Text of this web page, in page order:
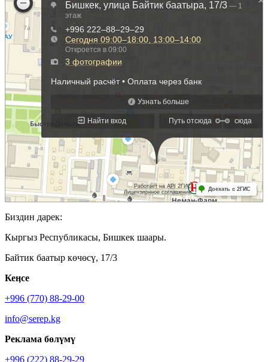
Биздин дарек:
Кыргыз Республикасы, Бишкек шаары.
Байтик баатыр көчөсү, 17/3
Кеӊсе
+996 (770) 88-29-00
info@serep.kg
Реклама бөлүмү
+996 (222) 88-29-29